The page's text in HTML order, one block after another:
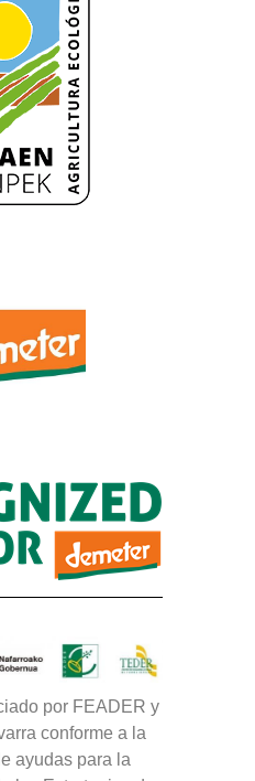
por FEADER y
conforme a la
ayudas para la